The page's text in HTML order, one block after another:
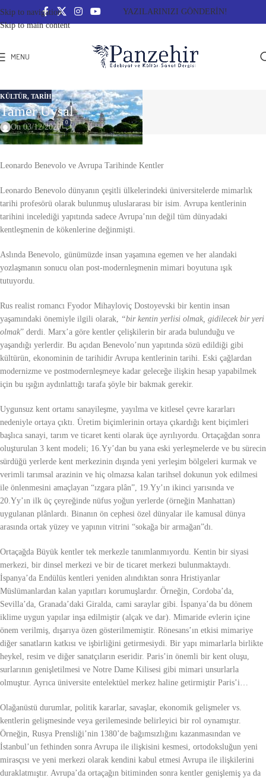
Skip to navigation
Skip to main content
YAZILARINIZI GÖNDERİN!
MENU
KÜLTÜR, TARIH
Tamer Uysal
On 03/12/2020 0
AVRUPA TARİHİNDE KENTLER
Leonardo Benevolo ve Avrupa Tarihinde Kentler
Leonardo Benevolo dünyanın çeşitli ülkelerindeki üniversitelerde mimarlık
tarihi profesörü olarak bulunmuş uluslararası bir isim. Avrupa kentlerinin
tarihini incelediği yapıtında sadece Avrupa’nın değil tüm dünyadaki
kentleşmenin de kökenlerine değinmişti.
Aslında Benevolo, günümüzde insan yaşamına egemen ve her alandaki
yozlaşmanın sonucu olan post-modernleşmenin mimari boyutuna ışık
tutuyordu.
Rus realist romancı Fyodor Mihayloviç Dostoyevski bir kentin insan
yaşamındaki önemiyle ilgili olarak,
“bir kentin yerlisi olmak, gidilecek bir yeri
olmak” derdi. Marx’a göre kentler çelişkilerin bir arada bulunduğu ve
yaşandığı yerlerdir. Bu açıdan Benevolo’nun yapıtında sözü edildiği gibi
kültürün, ekonominin de tarihidir Avrupa kentlerinin tarihi. Eski çağlardan
modernizme ve postmodernleşmeye kadar geleceğe ilişkin hesap yapabilmek
için bu ışığın aydınlattığı tarafa şöyle bir bakmak gerekir.
Uygunsuz kent ortamı sanayileşme, yayılma ve kitlesel çevre kararları
nedeniyle ortaya çıktı. Üretim biçimlerinin ortaya çıkardığı kent biçimleri
başlıca sanayi, tarım ve ticaret kenti olarak üçe ayrılıyordu. Ortaçağdan sonra
oluşturulan 3 kent modeli; 16.Yy’dan bu yana eski yerleşmelerde ve bu sürecin
sürdüğü yerlerde kent merkezinin dışında yeni yerleşim bölgeleri kurmak ve
verimli tarımsal arazinin ve hiç olmazsa kalan tarihsel dokunun yok edilmesi
ile önlenmesini amaçlayan “ızgara plân”, 19.Yy’ın ikinci yarısında ve
20.Yy’ın ilk üç çeyreğinde nüfus yoğun yerlerde (örneğin Manhattan)
uygulanan plânlardı. Binanın ön cephesi özel dünyalar ile kamusal dünya
arasında ortak yüzey ve yapının vitrini “sokağa bir armağan”dı.
Ortaçağda Büyük kentler tek merkezle tanımlanmıyordu. Kentin bir siyasi
merkezi, bir dinsel merkezi ve bir de ticaret merkezi bulunmaktaydı.
İspanya’da Endülüs kentleri yeniden alındıktan sonra Hristiyanlar
Müslümanlardan kalan yapıtları korumuşlardır. Örneğin, Cordoba’da,
Sevilla’da, Granada’daki Giralda, cami saraylar gibi. İspanya’da bu dönem
iklime uygun yapılar inşa edilmiştir (alçak ve dar). Mimaride evlerin içine
önem verilmiş, dışarıya özen gösterilmemiştir. Rönesans’ın etkisi mimariye
diğer sanatların katkısı ve işbirliğini getirmesiydi. Bir yapı mimarlarla birlikte
heykel, resim ve diğer sanatçıların eseridir. Paris’in önemli bir kent oluşu,
surlarının genişletilmesi ve Notre Dame Kilisesi gibi mimari unsurlarla
olmuştur. Ayrıca üniversite entelektüel merkez haline getirmiştir Paris’i…
Olağanüstü durumlar, politik kararlar, savaşlar, ekonomik gelişmeler vs.
kentlerin gelişmesinde veya gerilemesinde belirleyici bir rol oynamıştır.
Örneğin, Rusya Prensliği’nin 1380’de bağımsızlığını kazanmasından ve
İstanbul’un fethinden sonra Avrupa ile ilişkisini kesmesi, ortodoksluğun yeni
mirasçısı ve yeni merkezi olarak kendini kabul etmesi Avrupa ile ilişkilerini
duraklatmıştır. Avrupa’da ortaçağın bitiminden sonra kentler genişlemiş ya da